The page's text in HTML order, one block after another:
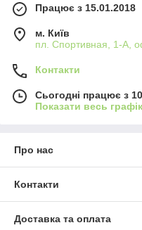
Працює з 15.01.2018
м. Київ
пл. Спортивная, 1-А,
Контакти
Сьогодні працює з
Показати весь
Про нас
Контакти
Доставка та оплата